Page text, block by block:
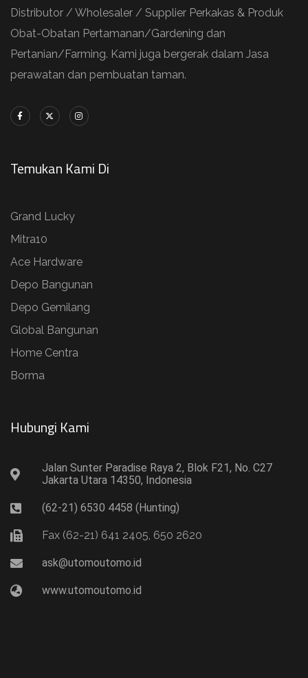
Distributor / Wholesaler / Supplier Perkakas & Produk
Obat-Obatan Pertamanan/Gardening dan
Pertanian/Farming. Kami juga bergerak dalam Jasa
perawatan dan pembuatan taman.
Temukan Kami Di
Grand Lucky
Mitra10
Ace Hardware
Depo Bangunan
Depo Gemilang
Global Bangunan
Home Centra
Borma
Hubungi Kami​
Jalan Sunter Paradise Raya 2, Blok F21, No. C27
Jakarta Utara 14350, Indonesia
(62-21) 6530 4458 (Hunting)
Fax (62-21) 641 2405, 650 2620
ask@utomoutomo.id
www.utomoutomo.id